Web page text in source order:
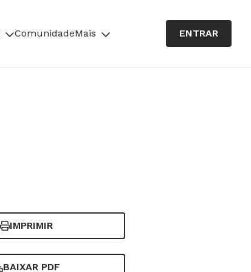
ComunidadeMais ENTRAR
IMPRIMIR
BAIXAR PDF